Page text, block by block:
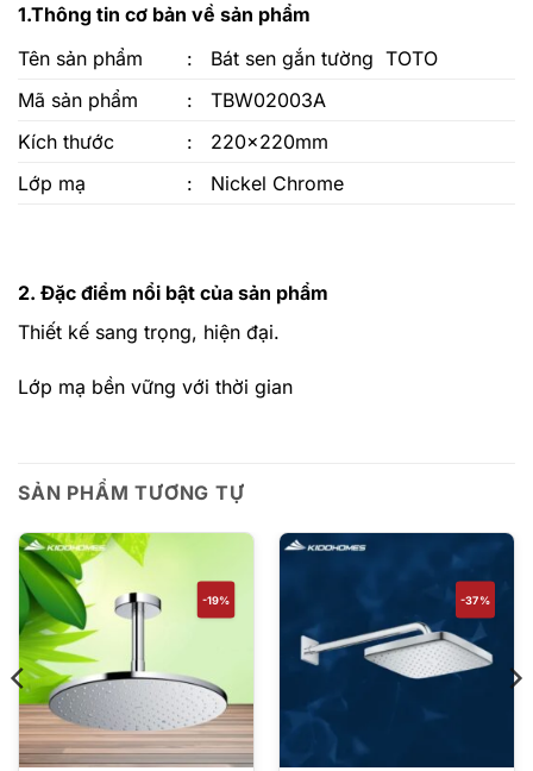
1.Thông tin cơ bản về sản phẩm
Tên sản phẩm
:
Bát sen gắn tường TOTO
Mã sản phẩm
:
TBW02003A
Kích thước
:
220x220mm
Lớp mạ
: Nickel Chrome
2. Đặc điểm nổi bật của sản phẩm
Thiết kế sang trọng, hiện đại.
Lớp mạ bền vững với thời gian
SẢN PHẨM TƯƠNG TỰ
-19% -37%